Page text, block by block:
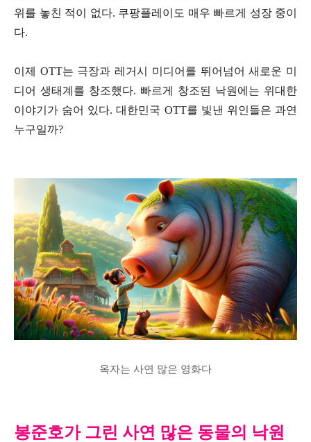
위를 놓친 적이 없다. 쿠팡플레이도 매우 빠르게 성장 중이
다.
이제 OTT는 극장과 레거시 미디어를 뛰어넘어 새로운 미
디어 생태계를 창조했다. 빠르게 창조된 낙원에는 위대한
이야기가 숨어 있다. 대한민국 OTT를 빛낸 위인들은 과연
누구일까?
옥자는 사연 많은 영화다
봉준호가 그린 사연 많은 동물의 낙원